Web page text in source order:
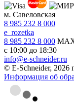
м. Савеловская
8 985 232 8 000
e_rozetka
8 985 232 8 000
с 10:00 до 18:30
info@e-schneider.ru
© E-Schneider, 2026
Информация об